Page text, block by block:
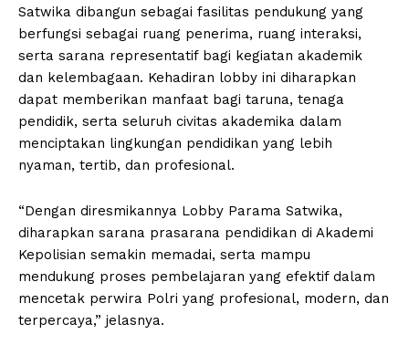
Satwika dibangun sebagai fasilitas pendukung yang
berfungsi sebagai ruang penerima, ruang interaksi,
serta sarana representatif bagi kegiatan akademik
dan kelembagaan. Kehadiran lobby ini diharapkan
dapat memberikan manfaat bagi taruna, tenaga
pendidik, serta seluruh civitas akademika dalam
menciptakan lingkungan pendidikan yang lebih
nyaman, tertib, dan profesional.
“Dengan diresmikannya Lobby Parama Satwika,
diharapkan sarana prasarana pendidikan di Akademi
Kepolisian semakin memadai, serta mampu
mendukung proses pembelajaran yang efektif dalam
mencetak perwira Polri yang profesional, modern, dan
terpercaya,” jelasnya.